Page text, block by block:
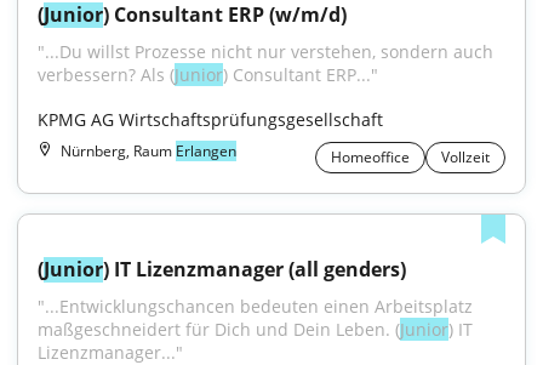
(Junior) Consultant ERP (w/m/d)
"...Du willst Prozesse nicht nur verstehen, sondern auch
verbessern? Als (Junior) Consultant ERP..."
KPMG AG Wirtschaftsprüfungsgesellschaft
Nürnberg, Raum Erlangen Homeoffice Vollzeit
(Junior) IT Lizenzmanager (all genders)
"...Entwicklungschancen bedeuten einen Arbeitsplatz
maßgeschneidert für Dich und Dein Leben. (Junior) IT
Lizenzmanager..."